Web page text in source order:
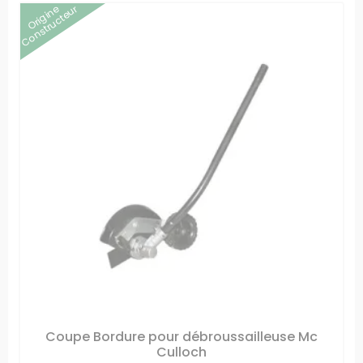
Origine
Constructeur
Coupe Bordure pour débroussailleuse Mc
Culloch